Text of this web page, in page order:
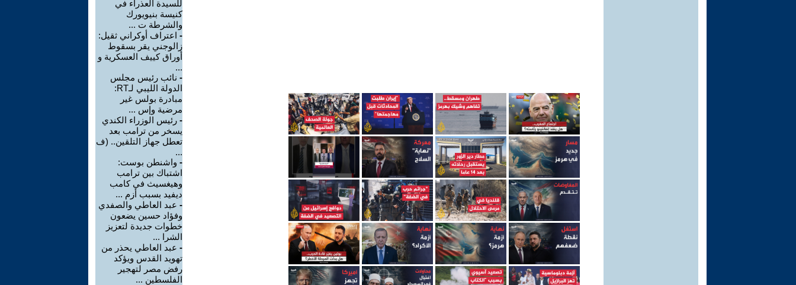
للسيدة العذراء في
كنيسة بنيويورك
والشرطة ت ...
- اعتراف أوكراني ثقيل:
زالوجني يقر بسقوط
أوراق كييف العسكرية و
...
- نائب رئيس مجلس
الدولة الليبي لـRT:
مبادرة بولس غير
مرضية وإس ...
- رئيس الوزراء الكندي
يسخر من ترامب بعد
تعطل جهاز التلقين.. (ف
...
- واشنطن بوست:
اشتباك بين ترامب
وهيغسيث في كامب
ديفيد بسبب أزم ...
- عبد العاطي والصفدي
وفؤاد حسين يضعون
خطوات جديدة لتعزيز
الشرا ...
- عبد العاطي يحذر من
تهويد القدس ويؤكد
رفض مصر لتهجير
الفلسطين ...